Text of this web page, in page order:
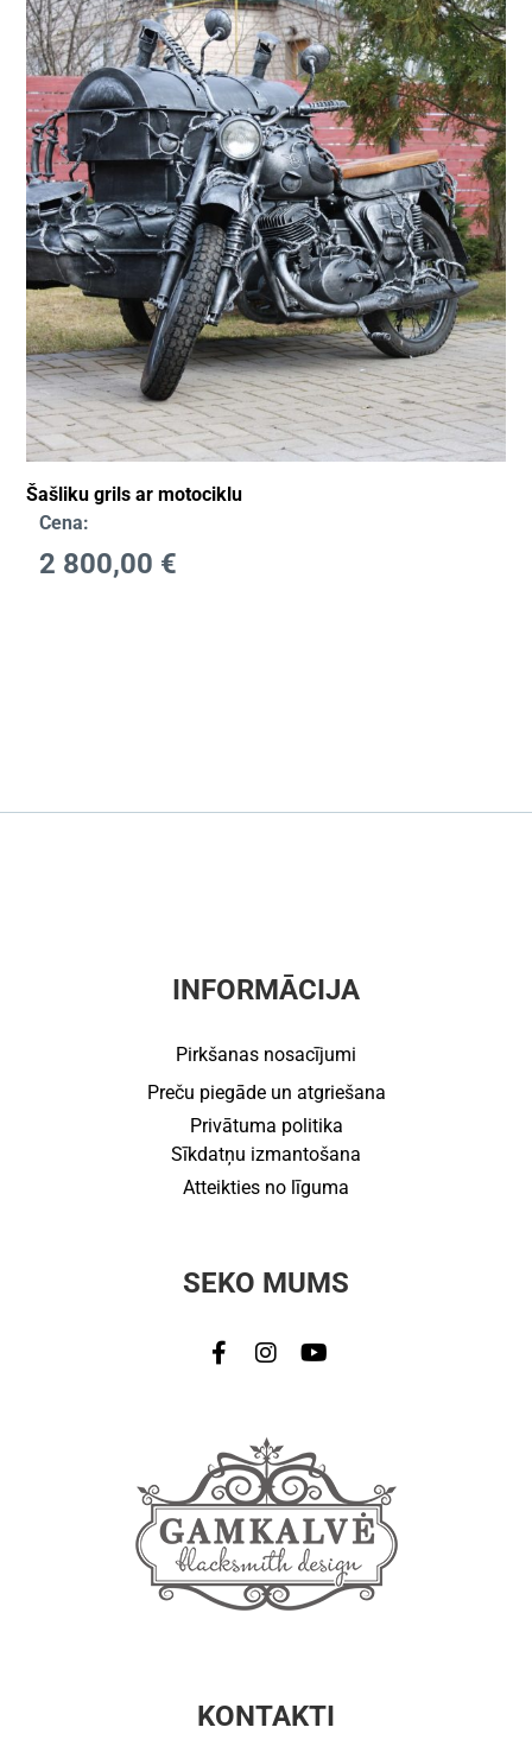
Šašliku grils ar motociklu
Cena:
2 800,00 €
INFORMĀCIJA
Pirkšanas nosacījumi
Preču piegāde un atgriešana
Privātuma politika
Sīkdatņu izmantošana
Atteikties no līguma
SEKO MUMS
KONTAKTI